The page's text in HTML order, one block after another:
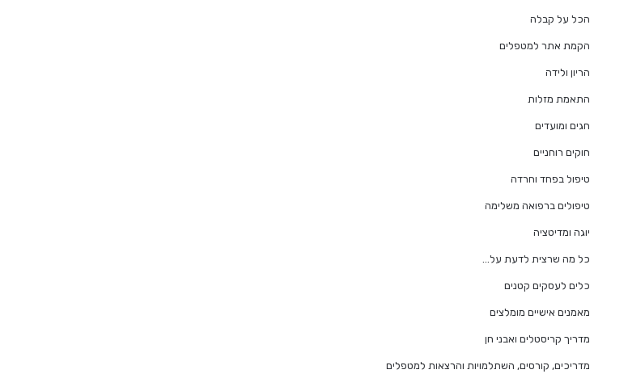
הכל על קבלה
הקמת אתר למטפלים
הריון ולידה
התאמת מזלות
חגים ומועדים
חוקים רוחניים
טיפול בפחד וחרדה
טיפולים ברפואה משלימה
יוגה ומדיטציה
כל מה שרצית לדעת על…
כלים לעסקים קטנים
מאמנים אישיים מומלצים
מדריך קריסטלים ואבני חן
מדריכים, קורסים, השתלמויות והרצאות למטפלים